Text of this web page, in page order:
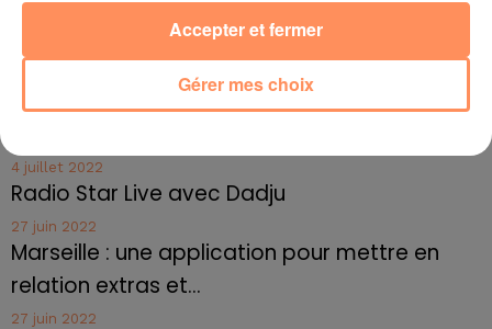
affaiblierait les ligaments de Cooper, moyens de
fil actus
4 juillet 2022
Radio Star Live avec Dadju
27 juin 2022
Marseille : une application pour mettre en
relation extras et...
27 juin 2022
Gérer mes choix
Accepter et fermer